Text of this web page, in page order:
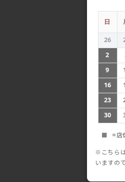
日
26
2
9
16
23
30
■
=店
※こちら
いますの